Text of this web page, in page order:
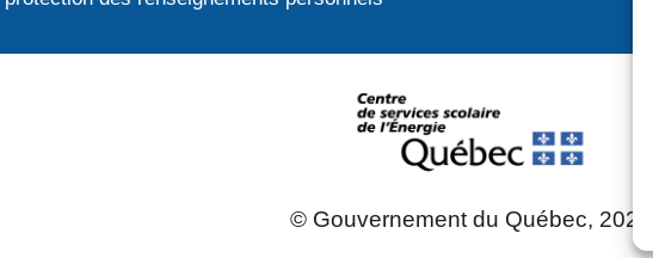
© Gouvernement du Québec, 2023